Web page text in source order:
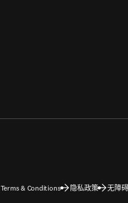
Terms & Conditions 隐私政策 无障碍